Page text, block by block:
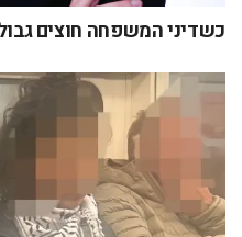
כשדיני המשפחה חוצים